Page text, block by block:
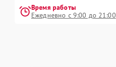
Время работы
Ежедневно с 9:00 до 21:00